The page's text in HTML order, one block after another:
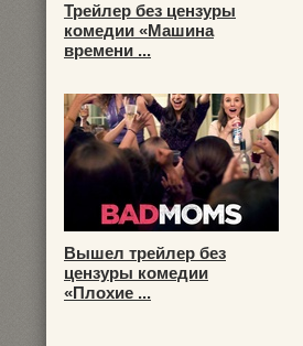
Трейлер без цензуры
комедии «Машина
времени ...
Вышел трейлер без
цензуры комедии
«Плохие ...